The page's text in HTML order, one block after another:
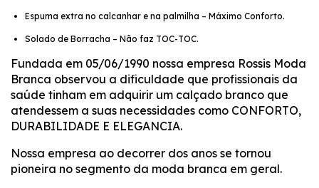
Espuma extra no calcanhar e na palmilha – Máximo Conforto.
Solado de Borracha – Não faz TOC-TOC.
Fundada em 05/06/1990 nossa empresa Rossis Moda
Branca observou a dificuldade que profissionais da
saúde tinham em adquirir um calçado branco que
atendessem a suas necessidades como CONFORTO,
DURABILIDADE E ELEGANCIA.
Nossa empresa ao decorrer dos anos se tornou
pioneira no segmento da moda branca em geral.